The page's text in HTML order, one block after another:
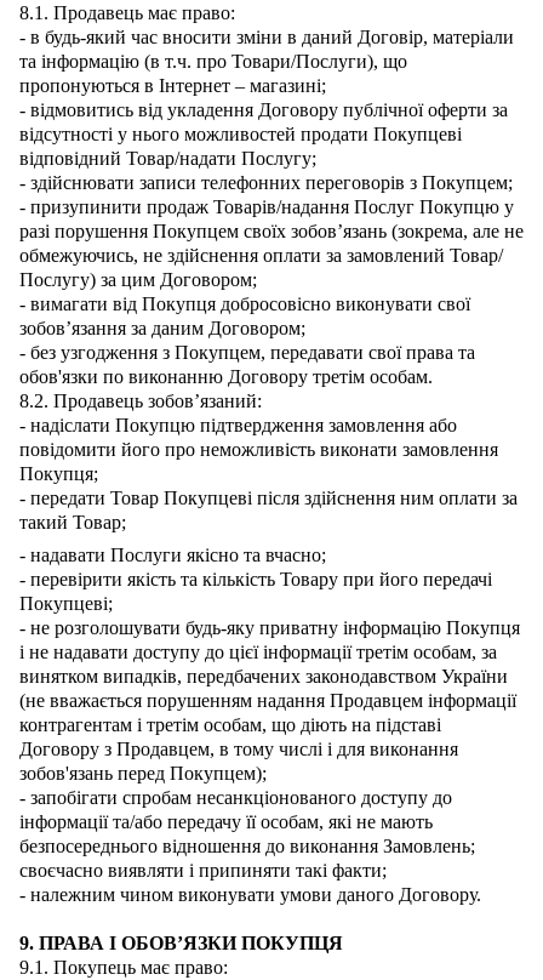
8.1. Продавець має право:
- в будь-який час вносити зміни в даний Договір, матеріали
та інформацію (в т.ч. про Товари/Послуги), що
пропонуються в Інтернет – магазині;
- відмовитись від укладення Договору публічної оферти за
відсутності у нього можливостей продати Покупцеві
відповідний Товар/надати Послугу;
- здійснювати записи телефонних переговорів з Покупцем;
- призупинити продаж Товарів/надання Послуг Покупцю у
разі порушення Покупцем своїх зобов’язань (зокрема, але не
обмежуючись, не здійснення оплати за замовлений Товар/
Послугу) за цим Договором;
- вимагати від Покупця добросовісно виконувати свої
зобов’язання за даним Договором;
- без узгодження з Покупцем, передавати свої права та
обов'язки по виконанню Договору третім особам.
8.2. Продавець зобов’язаний:
- надіслати Покупцю підтвердження замовлення або
повідомити його про неможливість виконати замовлення
Покупця;
- передати Товар Покупцеві після здійснення ним оплати за
такий Товар;
- надавати Послуги якісно та вчасно;
- перевірити якість та кількість Товару при його передачі
Покупцеві;
- не розголошувати будь-яку приватну інформацію Покупця
і не надавати доступу до цієї інформації третім особам, за
винятком випадків, передбачених законодавством України
(не вважається порушенням надання Продавцем інформації
контрагентам і третім особам, що діють на підставі
Договору з Продавцем, в тому числі і для виконання
зобов'язань перед Покупцем);
- запобігати спробам несанкціонованого доступу до
інформації та/або передачу її особам, які не мають
безпосереднього відношення до виконання Замовлень;
своєчасно виявляти і припиняти такі факти;
- належним чином виконувати умови даного Договору.
9. ПРАВА І ОБОВ’ЯЗКИ ПОКУПЦЯ
9.1. Покупець має право: